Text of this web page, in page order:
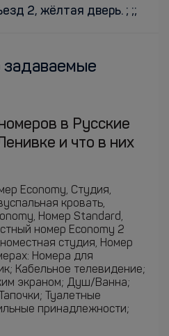
2, жёлтая дверь. ; ;;
задаваемые
в Русские
и что в них
Economy, Студия,
кровать,
Номер Standard,
номер Economy 2
студия, Номер
Номера для
Кабельное телевидение;
экраном; Душ/Ванна;
Туалетные
принадлежности;